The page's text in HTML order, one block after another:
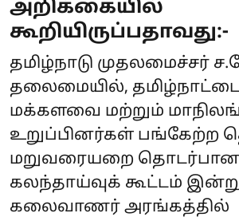
அறிக்கையில்
கூறியிருப்பதாவது:-
தமிழ்நாடு முதலமைச்சர்
தலைமையில்,
மக்களவை மற்றும்
உறுப்பினர்கள் பங்கேற்ற
மறுவரையறை தொடர்பான
கலந்தாய்வுக் கூட்டம்
கலைவாணர் அரங்கத்தில்